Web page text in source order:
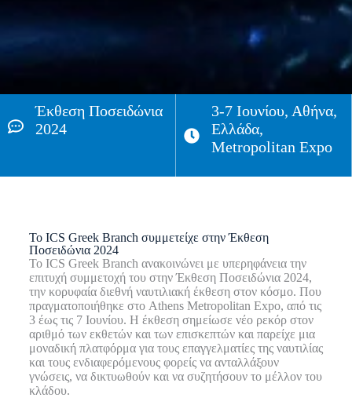
Έκθεση Ποσειδώνια
2024
3-7 Iουνίου, Αθήνα,
Ελλάδα,
Metropolitan Expo
Το ICS Greek Branch συμμετείχε στην Έκθεση
Ποσειδώνια 2024
Το ICS Greek Branch ανακοινώνει με υπερηφάνεια την
επιτυχή συμμετοχή του στην Έκθεση Ποσειδώνια 2024,
την κορυφαία διεθνή ναυτιλιακή έκθεση στον κόσμο. Που
πραγματοποιήθηκε στο Athens Metropolitan Expo, από τις
3 έως τις 7 Ιουνίου. Η έκθεση σημείωσε νέο ρεκόρ στον
αριθμό των εκθετών και των επισκεπτών και παρείχε μια
μοναδική πλατφόρμα για τους επαγγελματίες της ναυτιλίας
και τους ενδιαφερόμενους φορείς να ανταλλάξουν
γνώσεις, να δικτυωθούν και να συζητήσουν το μέλλον του
κλάδου.